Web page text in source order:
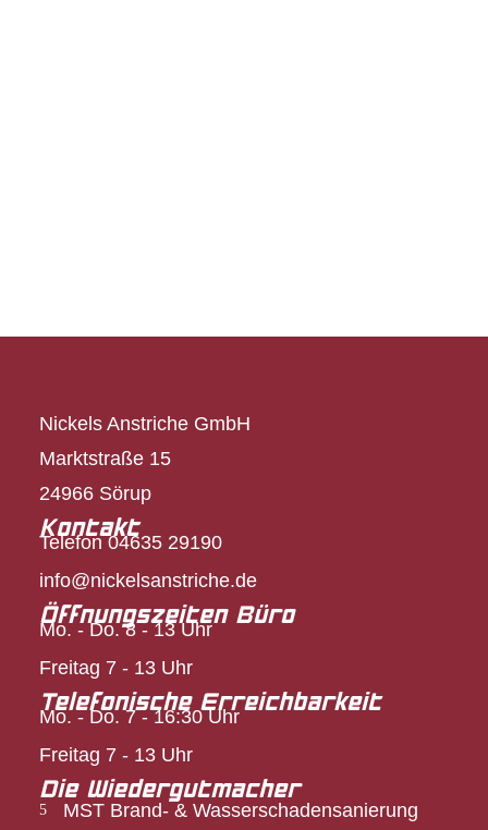
Nickels Anstriche GmbH
Marktstraße 15
24966 Sörup
Kontakt
Telefon 04635 29190
info@nickelsanstriche.de
Öffnungszeiten Büro
Mo. - Do. 8 - 13 Uhr
Freitag 7 - 13 Uhr
Telefonische Erreichbarkeit
Mo. - Do. 7 - 16:30 Uhr
Freitag 7 - 13 Uhr
Die Wiedergutmacher
MST Brand- & Wasserschadensanierung